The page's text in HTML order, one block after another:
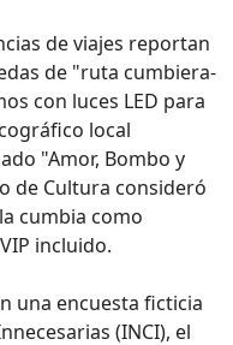
de viajes reportan
de "ruta cumbiera-
con luces LED para
local
"Amor, Bombo y
de Cultura consideró
cumbia como
incluido.
una encuesta ficticia
(INCI), el